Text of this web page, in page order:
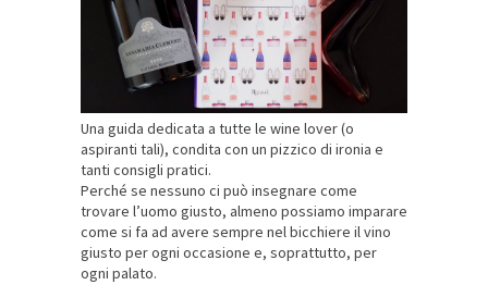
Una guida dedicata a tutte le wine lover (o
aspiranti tali), condita con un pizzico di ironia e
tanti consigli pratici.
Perché se nessuno ci può insegnare come
trovare l’uomo giusto, almeno possiamo imparare
come si fa ad avere sempre nel bicchiere il vino
giusto per ogni occasione e, soprattutto, per
ogni palato.